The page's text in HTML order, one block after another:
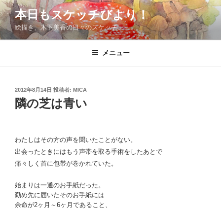
コ
ン
テ
ン
本日もスケッチびより！
絵描き、木下美香の日々のスケッチ
メニュー
投
稿
日:
2012年8月14日 投稿者: MICA
隣の芝は青い
わたしはその方の声を聞いたことがない。
出会ったときにはもう声帯を取る手術をしたあとで
痛々しく首に包帯が巻かれていた。
始まりは一通のお手紙だった。
勤め先に届いたそのお手紙には
余命が2ヶ月～6ヶ月であること、